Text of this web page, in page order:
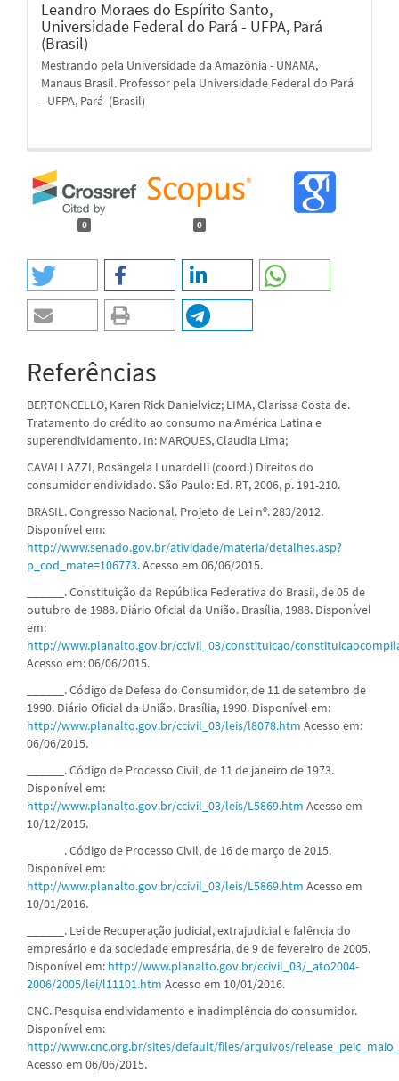
Leandro Moraes do Espírito Santo,
Universidade Federal do Pará - UFPA, Pará
(Brasil)
Mestrando pela Universidade da Amazônia - UNAMA,
Manaus Brasil. Professor pela Universidade Federal do Pará
- UFPA, Pará (Brasil)
0 0
Referências
BERTONCELLO, Karen Rick Danielvicz; LIMA, Clarissa Costa de.
Tratamento do crédito ao consumo na América Latina e
superendividamento. In: MARQUES, Claudia Lima;
CAVALLAZZI, Rosângela Lunardelli (coord.) Direitos do
consumidor endividado. São Paulo: Ed. RT, 2006, p. 191-210.
BRASIL. Congresso Nacional. Projeto de Lei nº. 283/2012.
Disponível em:
http://www.senado.gov.br/atividade/materia/detalhes.asp?
p_cod_mate=106773. Acesso em 06/06/2015.
______. Constituição da República Federativa do Brasil, de 05 de
outubro de 1988. Diário Oficial da União. Brasília, 1988. Disponível
em:
http://www.planalto.gov.br/ccivil_03/constituicao/
Acesso em: 06/06/2015.
______. Código de Defesa do Consumidor, de 11 de setembro de
1990. Diário Oficial da União. Brasília, 1990. Disponível em:
http://www.planalto.gov.br/ccivil_03/leis/l8078.htm Acesso em:
06/06/2015.
______. Código de Processo Civil, de 11 de janeiro de 1973.
Disponível em:
http://www.planalto.gov.br/ccivil_03/leis/L5869.htm Acesso em
10/12/2015.
______. Código de Processo Civil, de 16 de março de 2015.
Disponível em:
http://www.planalto.gov.br/ccivil_03/leis/L5869.htm Acesso em
10/01/2016.
______. Lei de Recuperação judicial, extrajudicial e falência do
empresário e da sociedade empresária, de 9 de fevereiro de 2005.
Disponível em: http://www.planalto.gov.br/ccivil_03/_ato2004-
2006/2005/lei/l11101.htm Acesso em 10/01/2016.
CNC. Pesquisa endividamento e inadimplência do consumidor.
Disponível em:
http://www.cnc.org.br/sites/default/files/arquivos/
Acesso em 06/06/2015.